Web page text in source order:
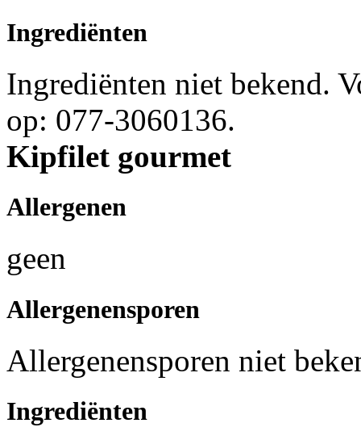
Ingrediënten
Ingrediënten niet bekend.
op: 077-3060136.
Kipfilet gourmet
Allergenen
geen
Allergenensporen
Allergenensporen niet
Ingrediënten